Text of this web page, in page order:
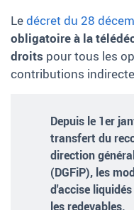
Ledécret du 28
obligatoire à la
droits pour tous les
contributions
Depuis le 1er
transfert du
direction
(DGFiP), les
d'accise
les redevables.